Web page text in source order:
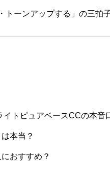
トーンアップする」 の三拍
トピュアベースCCの本音
本当？
おすすめ？